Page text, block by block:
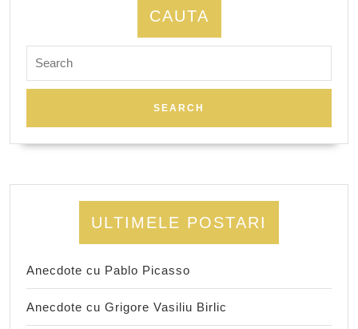
CAUTA
for:
ULTIMELE POSTARI
Anecdote cu Pablo Picasso
Anecdote cu Grigore Vasiliu Birlic